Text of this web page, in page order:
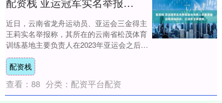
近日，云南省龙舟运动员、亚运会三金得主
王莉实名举报称，其所在的云南省松茂体育
训练基地主要负责人在2023年亚运会之后配
资栈，向她索要比赛奖金不成后开始刻意针
对。....
配资栈
查看： 88 分类： 配资平台配资